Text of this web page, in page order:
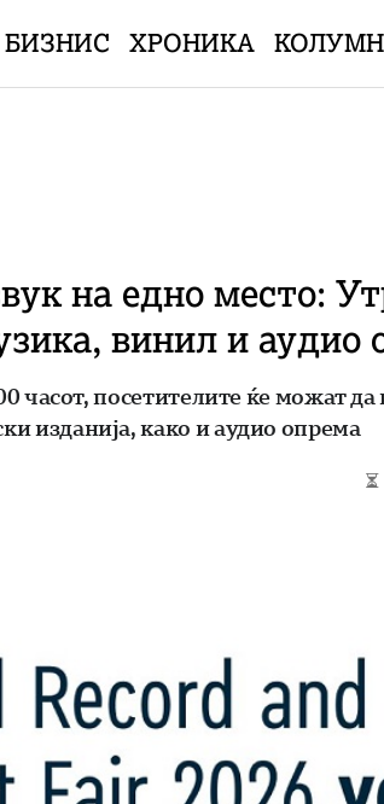
БИЗНИС ХРОНИКА
на едно место:
винил и аудио
часот, посетителите ќе можат
изданија, како и аудио опрема